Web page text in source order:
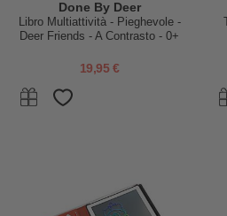
Done By Deer
Libro Multiattività - Pieghevole -
Deer Friends - A Contrasto - 0+
19,95 €